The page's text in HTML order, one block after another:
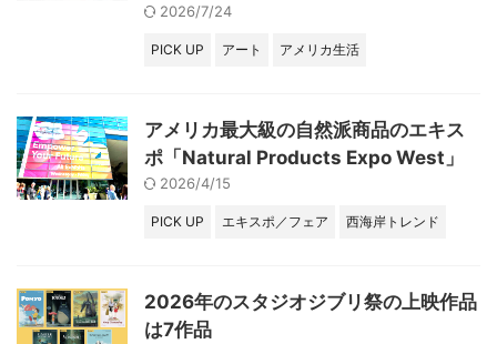
2026/7/24
PICK UP アート アメリカ生活
アメリカ最大級の自然派商品のエキス
ポ「Natural Products Expo West」
2026/4/15
PICK UP エキスポ／フェア 西海岸トレンド
2026年のスタジオジブリ祭の上映作品
は7作品